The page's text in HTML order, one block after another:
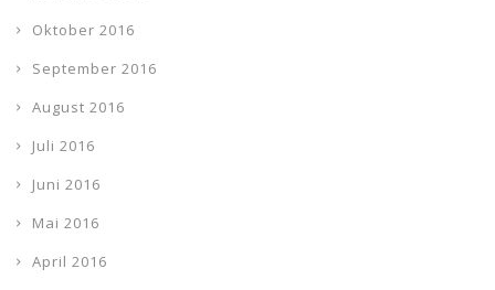
Oktober 2016
September 2016
August 2016
Juli 2016
Juni 2016
Mai 2016
April 2016